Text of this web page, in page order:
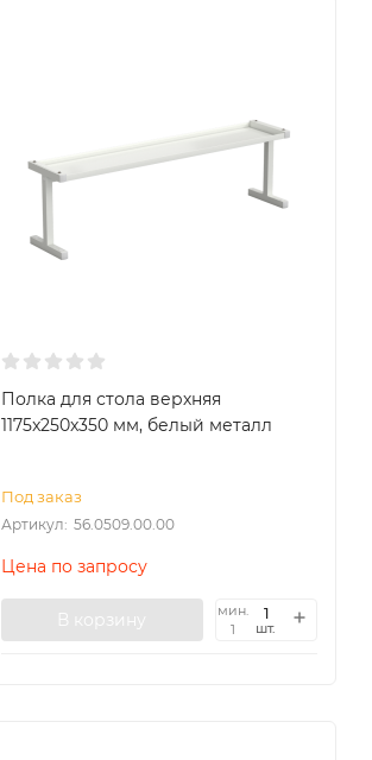
Полка для стола верхняя
1175x250x350 мм, белый металл
Под заказ
Артикул: 56.0509.00.00
Цена по запросу
В корзину
мин.
1
шт.